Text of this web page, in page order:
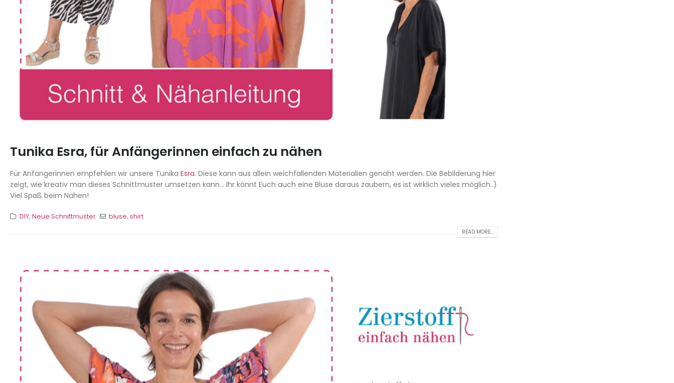
Tunika Esra, für Anfängerinnen einfach zu nähen
Für Anfängerinnen empfehlen wir unsere Tunika Esra. Diese kann aus allein weichfallenden Materialien genäht werden. Die Bebilderung hier
zeigt, wie kreativ man dieses Schnittmuster umsetzen kann... Ihr könnt Euch auch eine Bluse daraus zaubern, es ist wirklich vieles möglich..)
Viel Spaß beim Nähen!
DIY, Neue Schnittmuster bluse,shirt
READ MORE...